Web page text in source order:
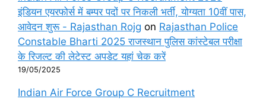
इंडियन एयरफोर्स में बम्पर पदों पर निकली भर्ती, योग्यता 10वीं पास,
आवेदन शुरू - Rajasthan Rojg on Rajasthan Police
Constable Bharti 2025 राजस्थान पुलिस कांस्टेबल परीक्षा
के रिजल्ट की लेटेस्ट अपडेट यहां चेक करें
19/05/2025
Indian Air Force Group C Recruitment